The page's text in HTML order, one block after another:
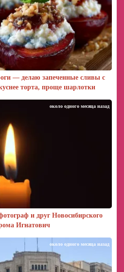
— делаю запеченные сливы с
торта, проще шарлотки
и друг Новосибирского
Игнатович
около одного месяца назад
около одного месяца назад